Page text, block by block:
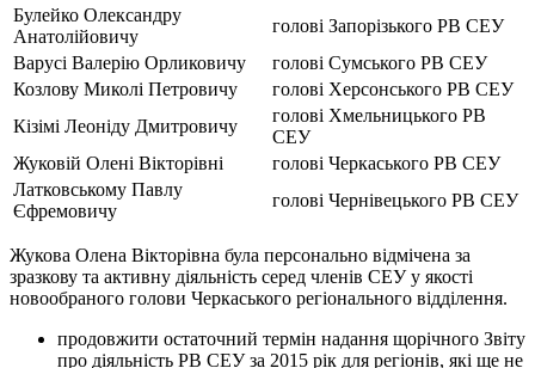
Булейко Олександру
Анатолійовичу
голові Запорізького РВ СЕУ
Варусі Валерію Орликовичу
голові Сумського РВ СЕУ
Козлову Миколі Петровичу
голові Херсонського РВ СЕУ
Кізімі Леоніду Дмитровичу
голові Хмельницького РВ
СЕУ
Жуковій Олені Вікторівні
голові Черкаського РВ СЕУ
Латковському Павлу
Єфремовичу
голові Чернівецького РВ СЕУ
Жукова Олена Вікторівна була персонально відмічена за
зразкову та активну діяльність серед членів СЕУ у якості
новообраного голови Черкаського регіонального відділення.
продовжити остаточний термін надання щорічного Звіту
про діяльність РВ СЕУ за 2015 рік для регіонів, які ще не